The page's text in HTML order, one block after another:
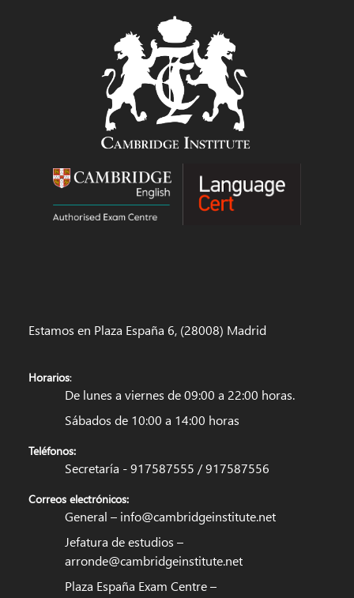
Estamos en Plaza España 6, (28008) Madrid
Horarios:
De lunes a viernes de 09:00 a 22:00 horas.
Sábados de 10:00 a 14:00 horas
Teléfonos:
Secretaría - 917587555 / 917587556
Correos electrónicos:
General – info@cambridgeinstitute.net
Jefatura de estudios –
arronde@cambridgeinstitute.net
Plaza España Exam Centre –